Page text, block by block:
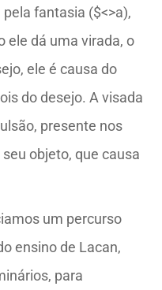
fantasia ($<>a),
ele dá uma virada, o
ele é causa do
do desejo. A visada
presente nos
objeto, que causa
um percurso
ensino de Lacan,
para